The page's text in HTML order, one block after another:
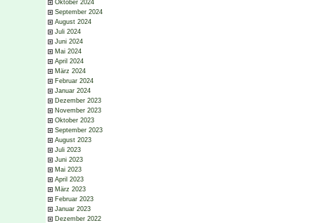
Oktober 2024
September 2024
August 2024
Juli 2024
Juni 2024
Mai 2024
April 2024
März 2024
Februar 2024
Januar 2024
Dezember 2023
November 2023
Oktober 2023
September 2023
August 2023
Juli 2023
Juni 2023
Mai 2023
April 2023
März 2023
Februar 2023
Januar 2023
Dezember 2022